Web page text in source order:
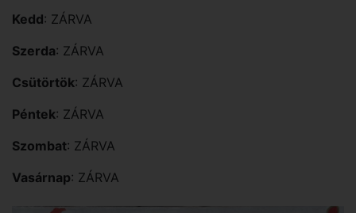
Kedd: ZÁRVA
Szerda: ZÁRVA
Csütörtök: ZÁRVA
Péntek: ZÁRVA
Szombat: ZÁRVA
Vasárnap: ZÁRVA